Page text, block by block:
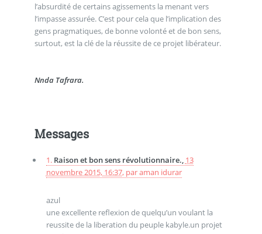
l’absurdité de certains agissements la menant vers
l’impasse assurée. C’est pour cela que l’implication des
gens pragmatiques, de bonne volonté et de bon sens,
surtout, est la clé de la réussite de ce projet libérateur.
Nnda Tafrara.
Messages
1. Raison et bon sens révolutionnaire., 13
novembre 2015, 16:37, paraman idurar
azul
une excellente reflexion de quelqu’un voulant la
reussite de la liberation du peuple kabyle.un projet